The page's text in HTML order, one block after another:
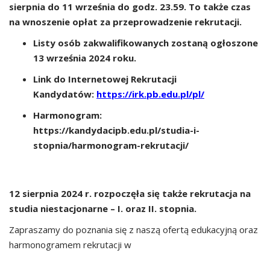
sierpnia do 11 września do godz. 23.59. To także czas
na wnoszenie opłat za przeprowadzenie rekrutacji.
Listy osób zakwalifikowanych zostaną ogłoszone
13 września 2024 roku.
Link do Internetowej Rekrutacji
Kandydatów: https://irk.pb.edu.pl/pl/
Harmonogram:
https://kandydacipb.edu.pl/studia-i-
stopnia/harmonogram-rekrutacji/
12 sierpnia 2024 r. rozpoczęła się także rekrutacja na
studia niestacjonarne – I. oraz II. stopnia.
Zapraszamy do poznania się z naszą ofertą edukacyjną oraz
harmonogramem rekrutacji w